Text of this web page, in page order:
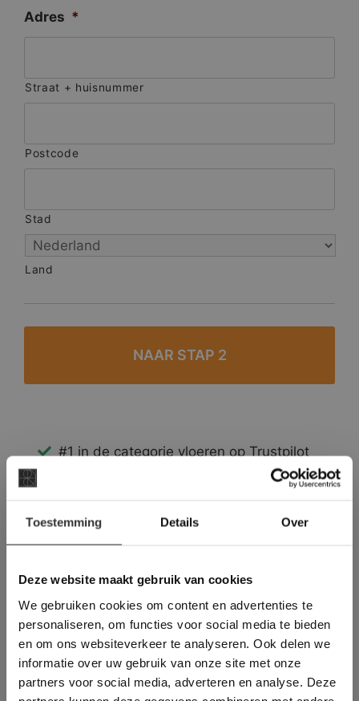
Toestemming Details Over
Deze website maakt gebruik van cookies
We gebruiken cookies om content en advertenties te
personaliseren, om functies voor social media te bieden
en om ons websiteverkeer te analyseren. Ook delen we
informatie over uw gebruik van onze site met onze
partners voor social media, adverteren en analyse. Deze
Adres *
Straat + huisnummer
Postcode
Stad
Land
#1 in de categorie vloeren op Trustpilot
Binnen 24 uur een passende offerte
Meer dan 500 m2 showroom
Deze website maakt
gebruik van cookies.
This Cookie Banner was deleted and is no
longer working. Please contact the website
administrator.
Deze website gebruikt cookies om de
gebruikerservaring te verbeteren. Door
gebruik te maken van onze website geeft u
toestemming voor alle cookies in
overeenstemming met ons cookiebeleid.Lees
verder